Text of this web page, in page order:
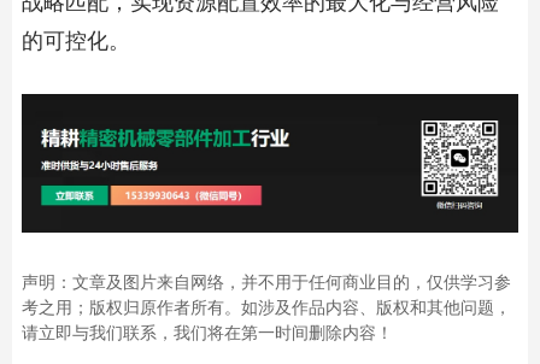
的可控化。
声明：文章及图片来自网络，并不用于任何商业目的，仅供学习参
考之用；版权归原作者所有。如涉及作品内容、版权和其他问题，
请立即与我们联系，我们将在第一时间删除内容！